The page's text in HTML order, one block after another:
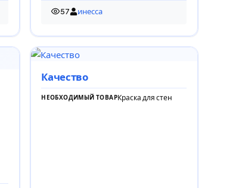
57
57 просмотров
инесса
Качество
НЕОБХОДИМЫЙ ТОВАРКраска для стен